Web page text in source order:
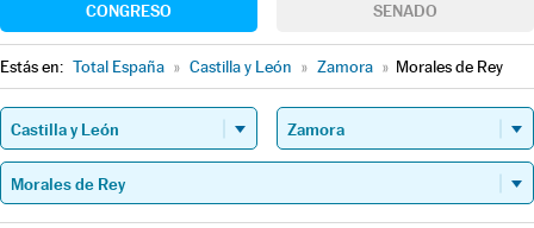
CONGRESO SENADO
Estás en: Total España » Castilla y León » Zamora » Morales de Rey